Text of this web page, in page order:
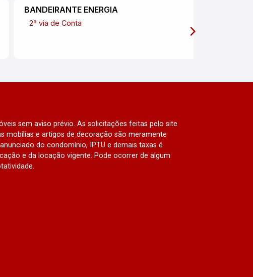
BANDEIRANTE ENERGIA
2ª via de Conta
sem aviso prévio. As solicitações feitas pelo site
mobílias e artigos de decoração são meramente
do condomínio, IPTU e demais taxas é
e da locação vigente. Pode ocorrer de algum